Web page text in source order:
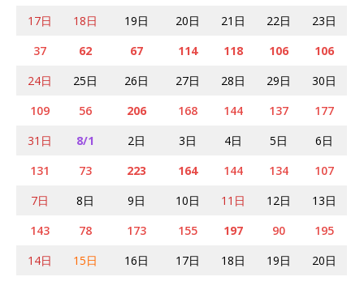
17日
18日 19日 20日 21日 22日
23日
37
62 67 114 118 106
106
24日
25日 26日 27日 28日 29日
30日
109
56 206 168 144 137
177
31日
8/1 2日 3日 4日 5日
6日
131
73 223 164 144 134
107
7日
8日 9日 10日 11日 12日
13日
143
78 173 155 197 90
195
14日
15日 16日 17日 18日 19日
20日